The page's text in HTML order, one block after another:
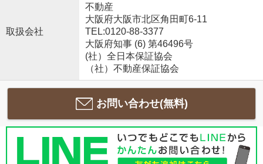
取扱会社
不動産
大阪府大阪市北区角田町6-11
TEL:0120-88-3377
大阪府知事 (6) 第46496号
(社）全日本保証協会
（社）不動産保証協会
お問い合わせ(無料)